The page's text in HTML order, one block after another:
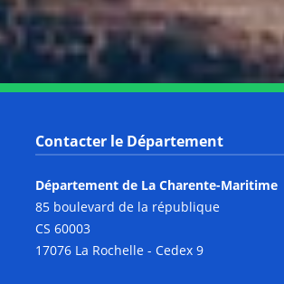
Contacter le Département
Département de La Charente-Maritime
85 boulevard de la république
CS 60003
17076 La Rochelle - Cedex 9